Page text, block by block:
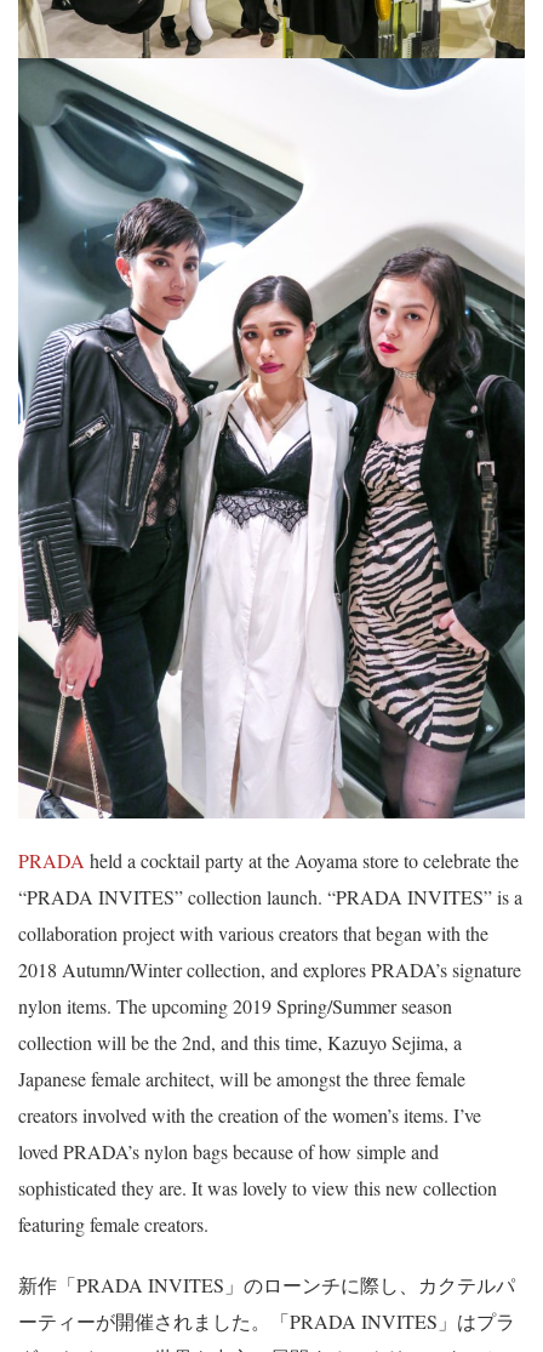
PRADA held a cocktail party at the Aoyama store to celebrate the
“PRADA INVITES” collection launch. “PRADA INVITES” is a
collaboration project with various creators that began with the
2018 Autumn/Winter collection, and explores PRADA’s signature
nylon items. The upcoming 2019 Spring/Summer season
collection will be the 2nd, and this time, Kazuyo Sejima, a
Japanese female architect, will be amongst the three female
creators involved with the creation of the women’s items. I’ve
loved PRADA’s nylon bags because of how simple and
sophisticated they are. It was lovely to view this new collection
featuring female creators.
新作「PRADA INVITES 」のローンチに際し、カクテルパ
ーティーが開催されました。「PRADA INVITES 」はプラ